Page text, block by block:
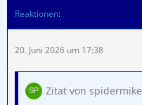
Reaktionen
20. Juni 2026 um 17:38
Zitat von spidermike